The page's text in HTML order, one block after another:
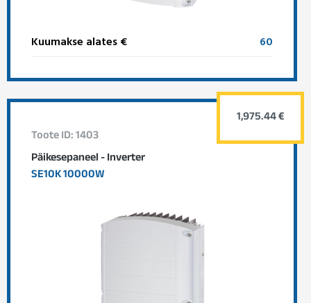
Kuumakse alates € 60
Toote ID: 1403
Päikesepaneel - Inverter
SE10K 10000W
1,975.44 €